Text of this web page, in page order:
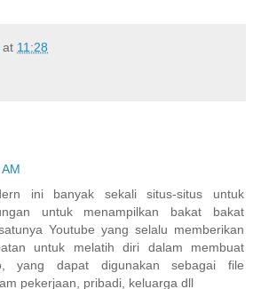
at 11:28
ini banyak sekali situs-situs untuk
untuk menampilkan bakat bakat
Youtube yang selalu memberikan
untuk melatih diri dalam membuat
yang dapat digunakan sebagai file
pekerjaan, pribadi, keluarga dll